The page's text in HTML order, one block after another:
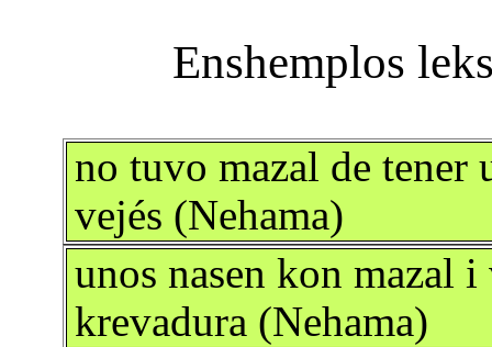
no tuvo mazal de
vejés (Nehama)
unos nasen kon mazal
krevadura (Nehama)